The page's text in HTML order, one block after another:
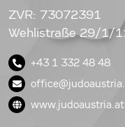
ZVR: 73072391
Wehlistraße 29/1/
+43 1 332 48 48
www.judoaustria.at